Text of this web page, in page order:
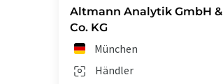
Altmann Analytik GmbH &
Co. KG
München
Händler